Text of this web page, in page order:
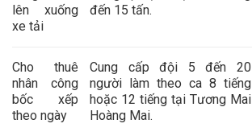
lên xuống
xe tải
đến 15 tấn.
Cho thuê
nhân công
bốc xếp
theo ngày
Cung cấp đội 5 đến 20
người làm theo ca 8 tiếng
hoặc 12 tiếng tại Tương Mai
Hoàng Mai.